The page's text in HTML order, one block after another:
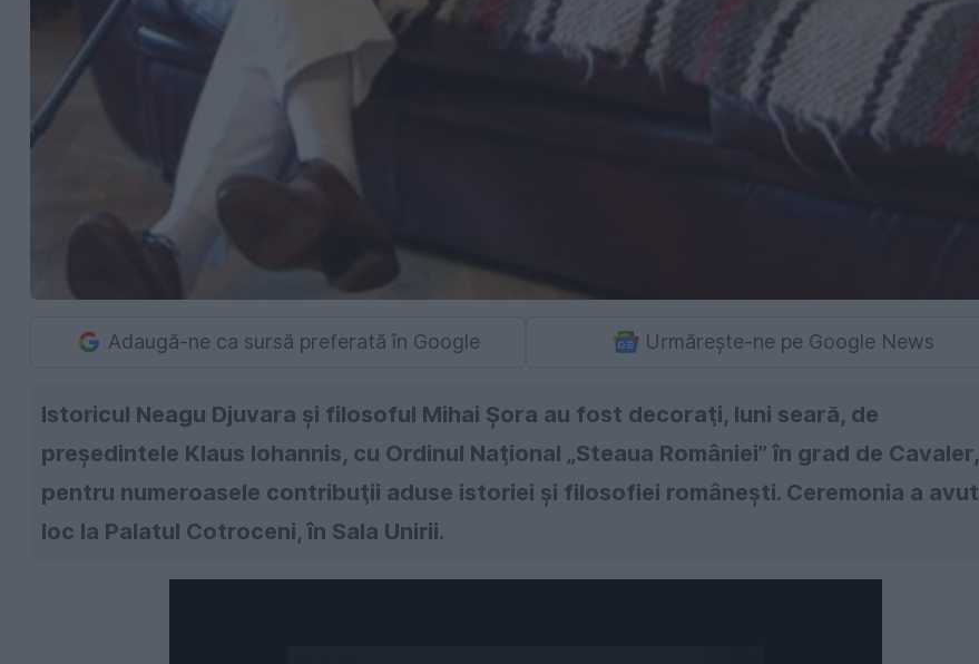
Adaugă-ne ca sursă preferată în Google Urmărește-ne pe Google News
Istoricul Neagu Djuvara şi filosoful Mihai Şora au fost decoraţi, luni seară, de
preşedintele Klaus Iohannis, cu Ordinul Naţional „Steaua României” în grad de Cavaler,
pentru numeroasele contribuţii aduse istoriei şi filosofiei româneşti. Ceremonia a avut
loc la Palatul Cotroceni, în Sala Unirii.